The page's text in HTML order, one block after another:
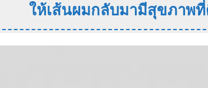
ให้เส้นผมกลับมามีสุขภาพ